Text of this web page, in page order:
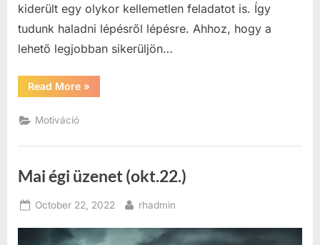
kiderült egy olykor kellemetlen feladatot is. Így
tudunk haladni lépésről lépésre. Ahhoz, hogy a
lehető legjobban sikerüljön…
Read More“Segítség
probléma
»
Motiváció
Mai égi üzenet (okt.22.)
Posted
October 22, 2022 By
rhadmin